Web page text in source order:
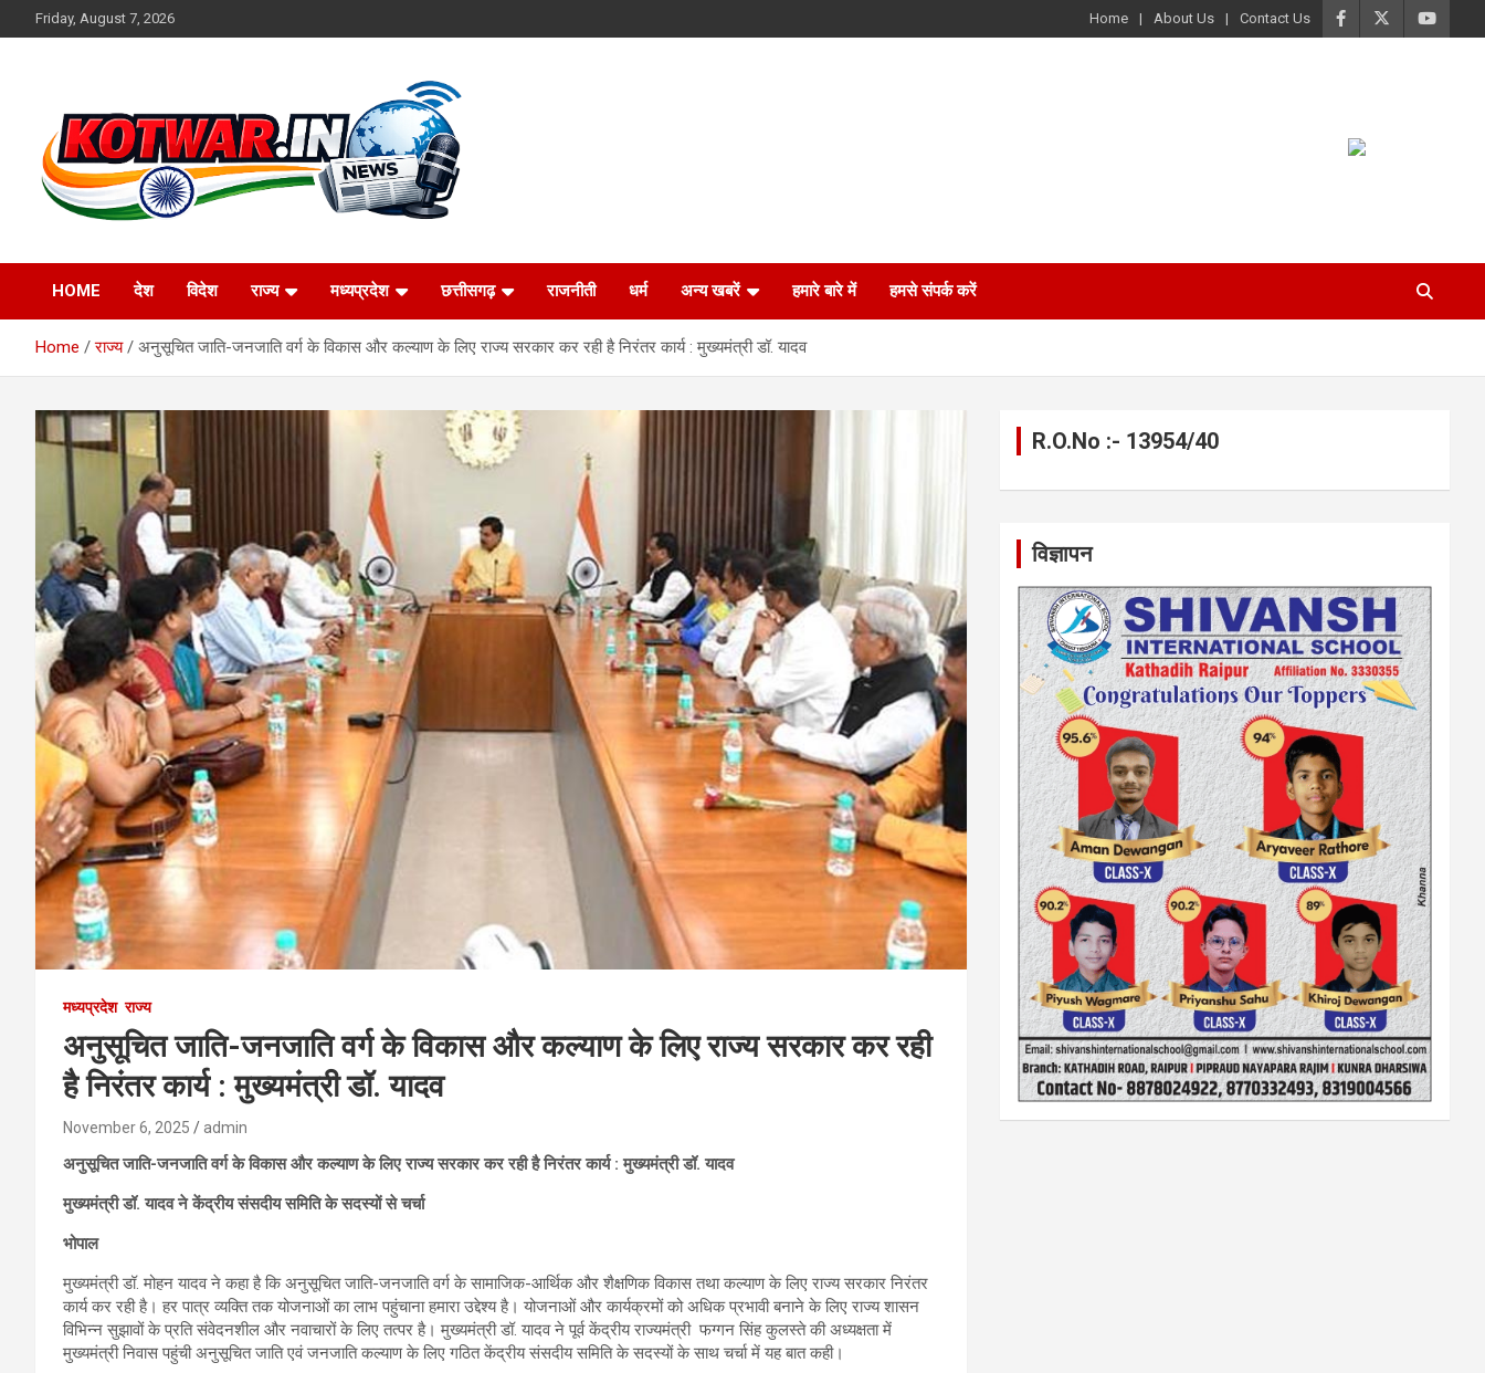
to
Friday, August 7, 2026 Home About Us Contact Us
kotwar.in
HOME देश विदेश राज्य मध्यप्रदेश छत्तीसगढ़ राजनीती धर्म अन्य खबरें हमारे बारे में हमसे संपर्क करें
Home राज्य अनुसूचित जाति-जनजाति वर्ग के विकास और कल्याण के लिए राज्य सरकार कर रही है निरंतर कार्य : मुख्यमंत्री डॉ. यादव
मध्यप्रदेश राज्य
अनुसूचित जाति-जनजाति वर्ग के विकास और कल्याण के लिए राज्य सरकार कर रही
है निरंतर कार्य : मुख्यमंत्री डॉ. यादव
November 6, 2025 admin
अनुसूचित जाति-जनजाति वर्ग के विकास और कल्याण के लिए राज्य सरकार कर रही है निरंतर कार्य : मुख्यमंत्री डॉ. यादव
मुख्यमंत्री डॉ. यादव ने केंद्रीय संसदीय समिति के सदस्यों से चर्चा
भोपाल
मुख्यमंत्री डॉ. मोहन यादव ने कहा है कि अनुसूचित जाति-जनजाति वर्ग के सामाजिक-आर्थिक और शैक्षणिक विकास तथा कल्याण के लिए राज्य सरकार निरंतर
कार्य कर रही है। हर पात्र व्यक्ति तक योजनाओं का लाभ पहुंचाना हमारा उद्देश्य है। योजनाओं और कार्यक्रमों को अधिक प्रभावी बनाने के लिए राज्य शासन
विभिन्न सुझावों के प्रति संवेदनशील और नवाचारों के लिए तत्पर है। मुख्यमंत्री डॉ. यादव ने पूर्व केंद्रीय राज्यमंत्री फग्गन सिंह कुलस्ते की अध्यक्षता में
मुख्यमंत्री निवास पहुंची अनुसूचित जाति एवं जनजाति कल्याण के लिए गठित केंद्रीय संसदीय समिति के सदस्यों के साथ चर्चा में यह बात कही।
R.O.No :- 13954/40
विज्ञापन